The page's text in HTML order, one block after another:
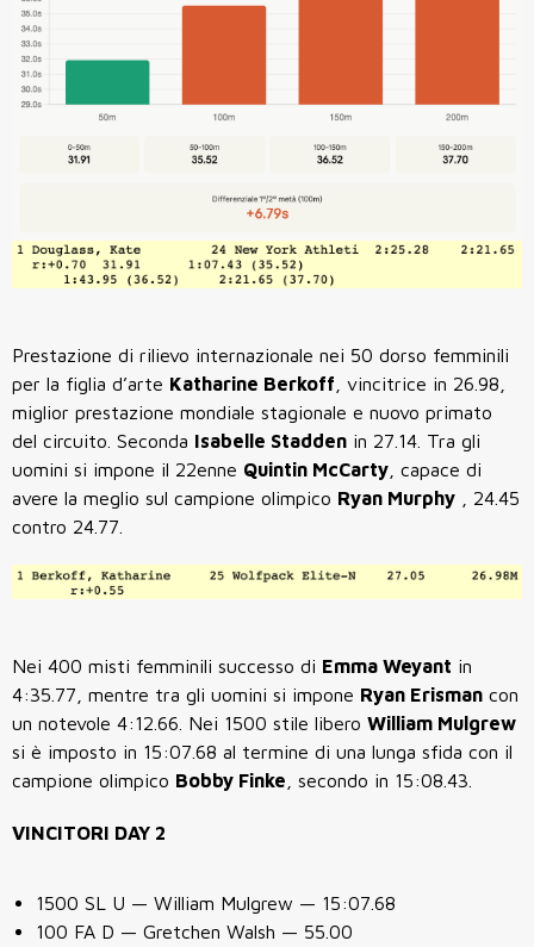
Prestazione di rilievo internazionale nei 50 dorso femminili
per la figlia d’arte Katharine Berkoff , vincitrice in 26.98,
miglior prestazione mondiale stagionale e nuovo primato
del circuito. Seconda Isabelle Stadden in 27.14. Tra gli
uomini si impone il 22enne Quintin McCarty , capace di
avere la meglio sul campione olimpico Ryan Murphy , 24.45
contro 24.77.
Nei 400 misti femminili successo di Emma Weyant in
4:35.77, mentre tra gli uomini si impone Ryan Erisman con
un notevole 4:12.66. Nei 1500 stile libero William Mulgrew
si è imposto in 15:07.68 al termine di una lunga sfida con il
campione olimpico Bobby Finke , secondo in 15:08.43.
VINCITORI DAY 2
1500 SL U — William Mulgrew — 15:07.68
100 FA D — Gretchen Walsh — 55.00